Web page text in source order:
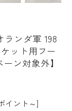
ランダ軍 198
ット用フー
ン対象外】
イント～]